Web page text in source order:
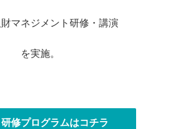
マネジメント研修・講演
を実施。
修プログラムはコチラ